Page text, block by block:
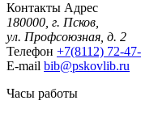
Контакты Адрес
180000, г. Псков,
ул. Профсоюзная, д. 2
Телефон +7(8112) 72-
E-mail bib@pskovlib.ru
Часы работы